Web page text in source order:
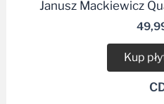
Janusz Mackiewicz
Kup